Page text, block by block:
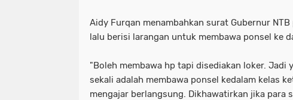
Aidy Furqan menambahkan surat Gubernur
lalu berisi larangan untuk membawa ponsel ke
"Boleh membawa hp tapi disediakan loker. Jadi
sekali adalah membawa ponsel kedalam kelas
mengajar berlangsung. Dikhawatirkan jika para